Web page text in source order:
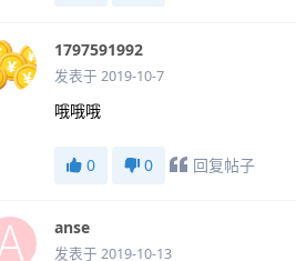
1797591992
发表于 2019-10-7
哦哦哦
0 0 回复帖子
anse
发表于 2019-10-13